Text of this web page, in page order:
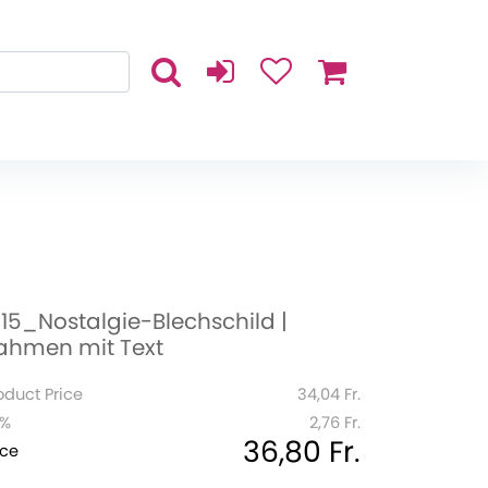
Blechschild |
mit Text
Price
34,04 Fr.
2,76 Fr.
36,80 Fr.